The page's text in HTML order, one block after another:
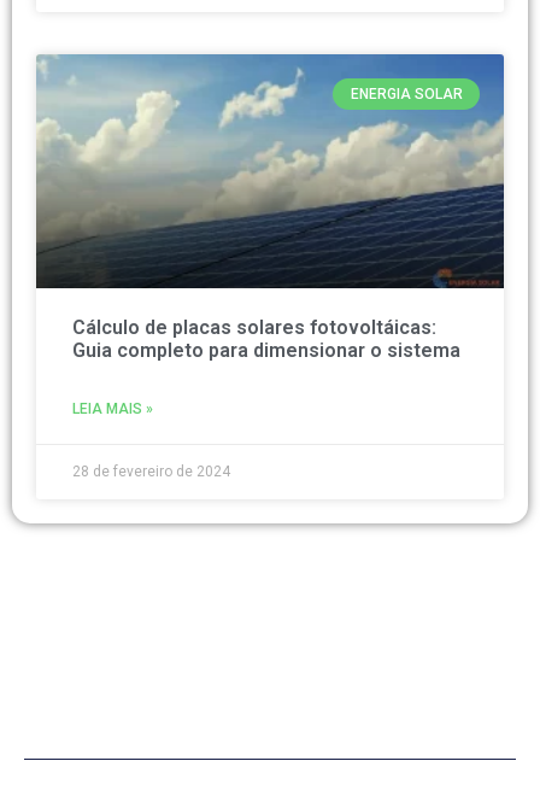
ENERGIA SOLAR
Cálculo de placas solares fotovoltáicas:
Guia completo para dimensionar o sistema
LEIA MAIS »
28 de fevereiro de 2024